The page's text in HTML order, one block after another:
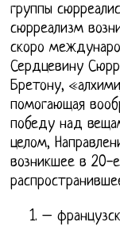
группы
сюрреализм
скоро
Сердцевину
Бретону,
помогающая
победу над
целом,
возникшее в 20-
–